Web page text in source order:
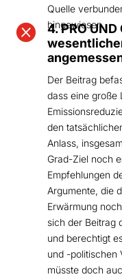
Quelle
hingewiesen.

4. PRO
Der Beitrag
dass eine große
den
Anlass,
Grad-Ziel noch
Empfehlungen
Argumente, die
Erwärmung
sich der Beitrag
und berechtigt
und -politischen
müsste doch